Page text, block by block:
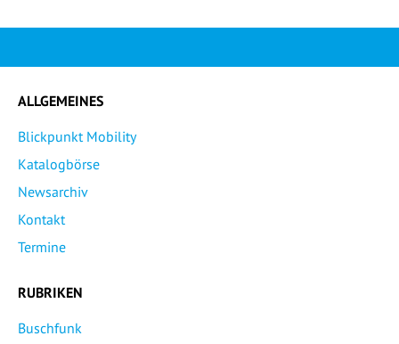
ALLGEMEINES
Blickpunkt Mobility
Katalogbörse
Newsarchiv
Kontakt
Termine
RUBRIKEN
Buschfunk